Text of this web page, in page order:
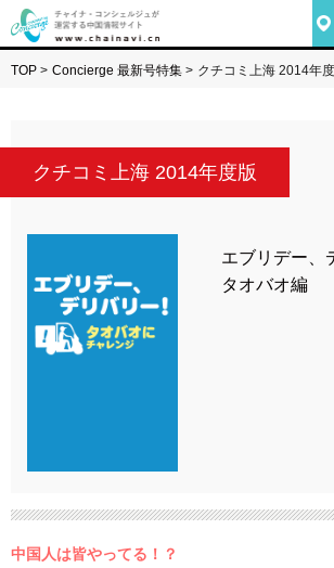
TOP > Concierge 最新号特集 > クチコミ上海 2014年
クチコミ上海 2014年度版
エブリデー
タオバオ編
中国人は皆やってる！？